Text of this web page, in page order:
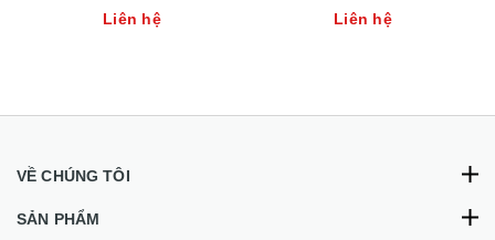
Liên hệ Liên hệ
VỀ CHÚNG TÔI
SẢN PHẨM